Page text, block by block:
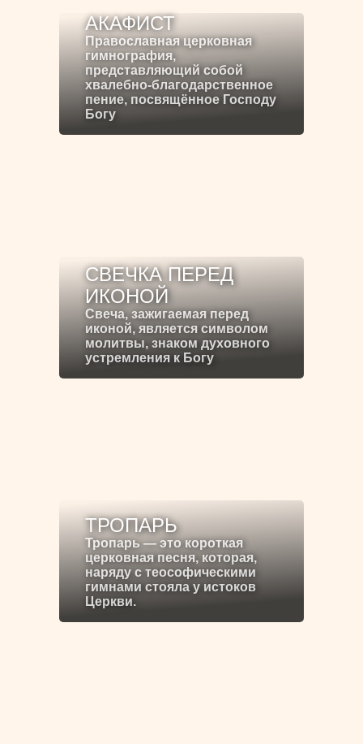
АКАФИСТ
Православная церковная
гимнография,
представляющий собой
хвалебно-благодарственное
пение, посвящённое Господу
Богу
СВЕЧКА ПЕРЕД
ИКОНОЙ
Свеча, зажигаемая перед
иконой, является символом
молитвы, знаком духовного
устремления к Богу
ТРОПАРЬ
Тропарь — это короткая
церковная песня, которая,
наряду с теософическими
гимнами стояла у истоков
Церкви.